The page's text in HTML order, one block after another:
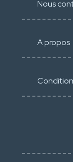
Nous
A propos